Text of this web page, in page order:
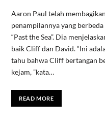
Aaron Paul telah
penampilannya yang
“Past the Sea”. Dia
baik Cliff dan David. “Ini
tahu bahwa Cliff bertangan
kejam, ”kata…
READ MORE